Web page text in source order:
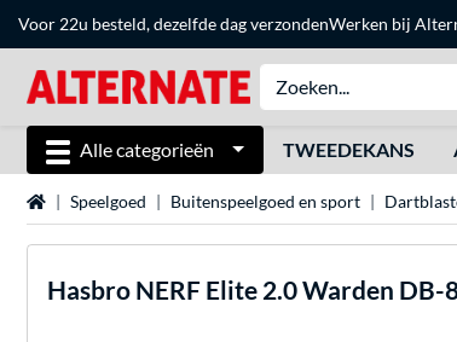
Voor 22u besteld, dezelfde dag verzondenWerken bij
Alle categorieën TWEEDEKANS
HomeSpeelgoed Buitenspeelgoed en sport
Hasbro NERF Elite 2.0 Warden DB-